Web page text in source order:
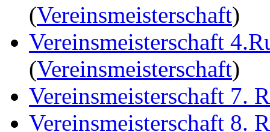
(Vereinsmeisterschaft)
Vereinsmeisterschaft
(Vereinsmeisterschaft)
Vereinsmeisterschaft 7.
Vereinsmeisterschaft 8.